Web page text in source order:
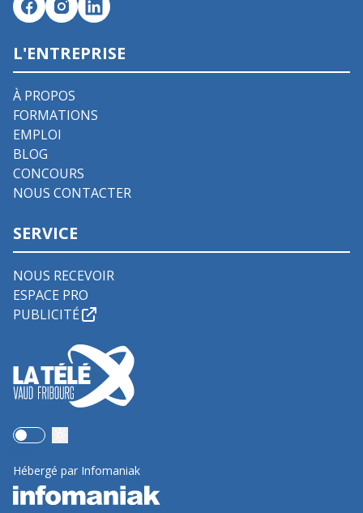
L'ENTREPRISE
À PROPOS
FORMATIONS
EMPLOI
BLOG
CONCOURS
NOUS CONTACTER
SERVICE
NOUS RECEVOIR
ESPACE PRO
PUBLICITÉ
Use setting
Hébergé par Infomaniak